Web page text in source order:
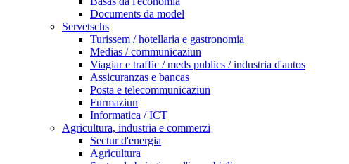
Documents da model
Servetschs
Turissem / hotellaria e gastronomia
Medias / communicaziun
Viagiar e traffic / meds publics / industria d'autos
Assicuranzas e bancas
Posta e telecommunicaziun
Furmaziun
Informatica / ICT
Agricultura, industria e commerzi
Sectur d'energia
Agricultura